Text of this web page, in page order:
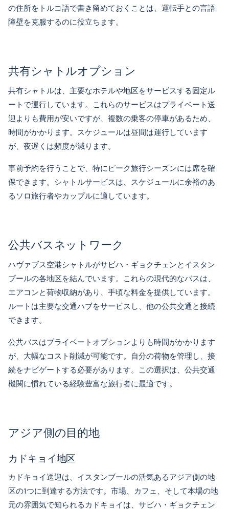
の住所をトルコ語で書き留めておくことは、運転手との言語
障壁を克服するのに役立ちます。
共有シャトルオプション
共有シャトルは、主要なホテルや地区をサービスする固定ル
ートで運行しています。これらのサービスはプライベート送
迎よりも費用が安いですが、複数の乗客の停車があるため、
時間がかかります。スケジュールは昼間は運行しています
が、夜遅くは頻度が減ります。
事前予約を行うことで、特にピーク旅行シーズンには席を確
保できます。シャトルサービスは、スケジュールに余裕のあ
るソロ旅行者やカップルに適しています。
公共バスネットワーク
ハヴァブス空港シャトルがサビハ・ギョクチェンとイスタン
ブールの各地区を結んでいます。これらの現代的なバスは、
エアコンと荷物収納があり、手頃な料金を提供しています。
ルートは主要な交通ハブをサービスし、他の公共交通と接続
できます。
公共バスはプライベートオプションよりも時間がかかります
が、大幅なコスト削減が可能です。自分の荷物を管理し、接
続をナビゲートする必要があります。この選択は、公共交通
機関に慣れている経験豊富な旅行者に最適です。
アジア側の目的地
カドキョイ地区
カドキョイ送迎は、イスタンブールの活気あるアジア側の地
区の1つに到達する方法です。市場、カフェ、そして本場の地
元の雰囲気で知られるカドキョイは、サビハ・ギョクチェン